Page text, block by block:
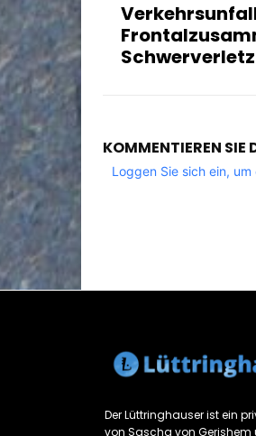
KOMMENTIEREN SIE
Loggen Sie sich ein,
Der Lüttringhauser ist ein
von Sascha von Gerishem